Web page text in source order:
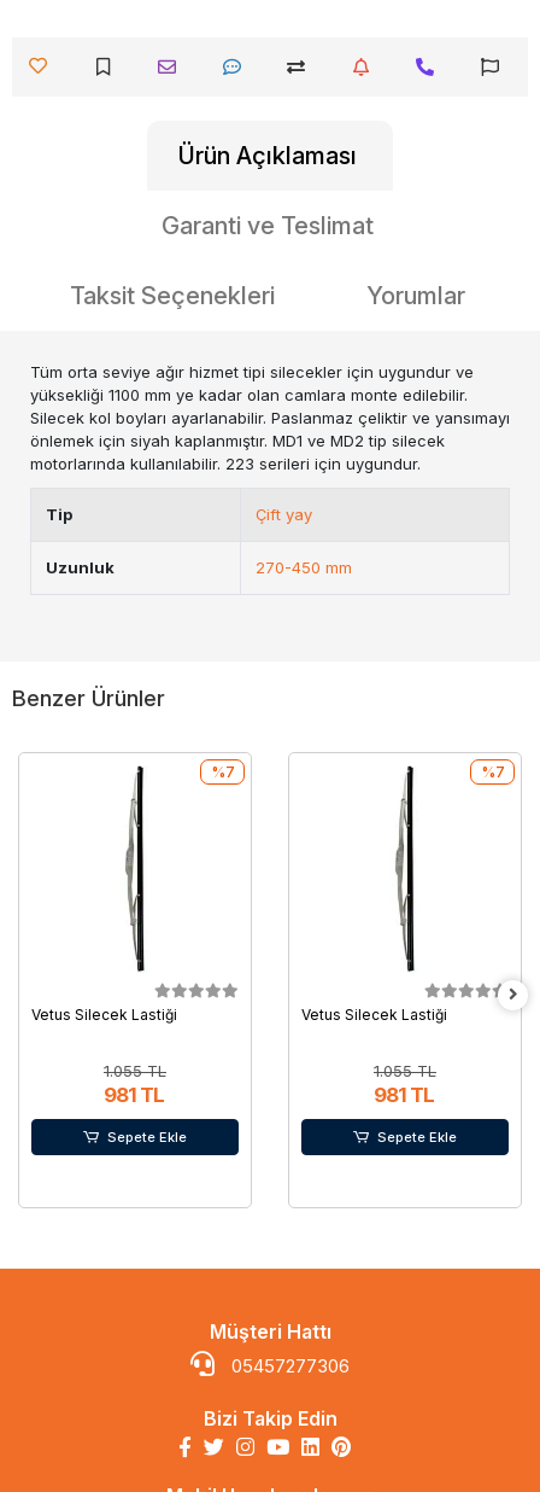
Ürün Açıklaması
Garanti ve Teslimat
Taksit Seçenekleri Yorumlar
Tüm orta seviye ağır hizmet tipi silecekler için uygundur ve
yüksekliği 1100 mm ye kadar olan camlara monte edilebilir.
Silecek kol boyları ayarlanabilir. Paslanmaz çeliktir ve yansımayı
önlemek için siyah kaplanmıştır. MD1 ve MD2 tip silecek
motorlarında kullanılabilir. 223 serileri için uygundur.
Tip Çift yay
Uzunluk 270-450 mm
Benzer Ürünler
Vetus Silecek Lastiği
1.055 TL
981 TL
%7
Sepete Ekle
Vetus Silecek Lastiği
1.055 TL
981 TL
%7
Sepete Ekle
Müşteri Hattı
05457277306
Bizi Takip Edin